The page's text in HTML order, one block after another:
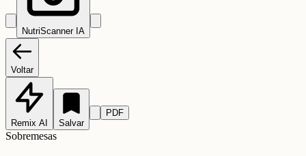
NutriScanner IA
Voltar
Remix AI Salvar
PDF
Sobremesas